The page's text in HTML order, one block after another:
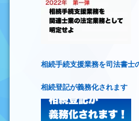
相続手続支援業務を司法書士
相続登記が義務化されます